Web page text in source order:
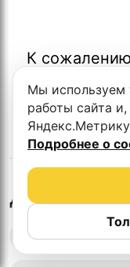
К
Другие
Выездная
Мы используем
работы сайта
Подробнее о